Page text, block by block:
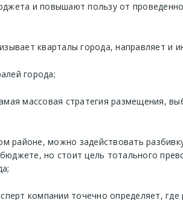
и повышают пользу от
кварталы города, направляет и
города;
массовая стратегия размещения,
районе, можно задействовать
но стоит цель тотального
компании точечно определяет,